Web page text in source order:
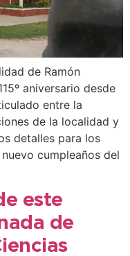
de Ramón
aniversario desde
entre la
de la localidad y
detalles para los
cumpleaños del
este
de